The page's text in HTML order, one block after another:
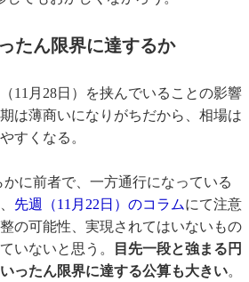
たん限界に達するか
11月28日）を挟んでいることの影響
は薄商いになりがちだから、相場は
すくなる。
に前者で、一方通行になっている
先週（11月22日）のコラムにて注意
の可能性、実現されてはいないもの
いないと思う。
目先一段と強まる円
ったん限界に達する公算も大きい。